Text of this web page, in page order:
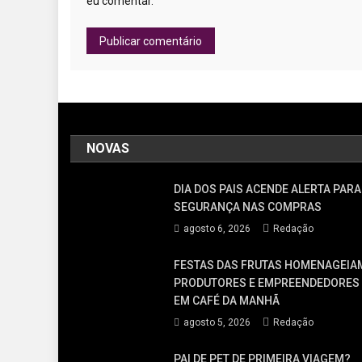
NOVAS
DIA DOS PAIS ACENDE ALERTA PARA
SEGURANÇA NAS COMPRAS
agosto 6, 2026 Redação
FESTAS DAS FRUTAS
PRODUTORES E EMPREENDEDORES
EM CAFÉ DA MANHÃ
agosto 5, 2026 Redação
PAI DE PET DE PRIMEIRA VIAGEM?